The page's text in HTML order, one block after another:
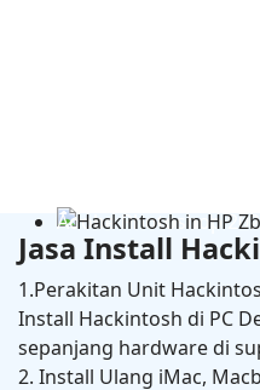
Adobe Photoshop
Jasa Install
1.Perakitan Unit
Install Hackintosh di PC
sepanjang hardware di
2. Install Ulang iMac,